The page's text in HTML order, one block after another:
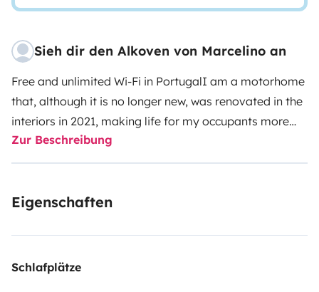
Sieh dir den Alkoven von Marcelino an
Free and unlimited Wi-Fi in PortugalI am a motorhome
that, although it is no longer new, was renovated in the
interiors in 2021, making life for my occupants more
comfortable, with a modern and functional
appearance for today.Indoor functionality and
area- Inverter 12v-220v (2000w-4000w)
dining table turn into a double beds.
Zur Beschreibung
Eigenschaften
Schlafplätze